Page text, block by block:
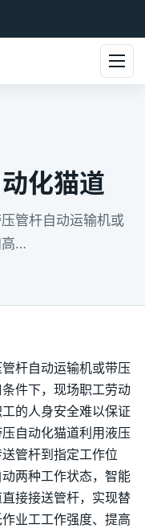
化猫道
管杆自动运输机或
高…
杆自动运输机或带压
件下，现场职工劳动
的人身安全难以保证
自动化猫道利用液压
管杆到指定工作位
两种工作状态，智能
接接送管杆，实现替
业工工作强度、提高